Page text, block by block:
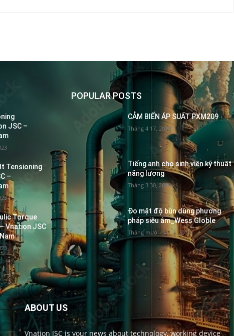
JSC –
Tensioning
–
Torque
Vnation JSC
POPULAR POSTS
CẢM BIẾN ÁP SUẤT PXM209
Tháng 4 17, 2018
Tiếng anh cho sinh viên kỹ thuật
năng lượng
Tháng 3 30, 2019
Đo mật độ bùn dùng phương
pháp siêu âm_Wess Globle
Tháng mười một 2, 2017
ABOUT US
Vnation JSC is your news about technology, working device